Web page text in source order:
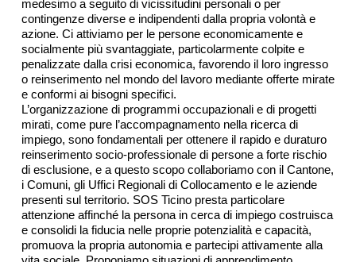
medesimo a seguito di vicissitudini personali o per
contingenze diverse e indipendenti dalla propria volontà e
azione. Ci attiviamo per le persone economicamente e
socialmente più svantaggiate, particolarmente colpite e
penalizzate dalla crisi economica, favorendo il loro ingresso
o reinserimento nel mondo del lavoro mediante offerte mirate
e conformi ai bisogni specifici.
L’organizzazione di programmi occupazionali e di progetti
mirati, come pure l’accompagnamento nella ricerca di
impiego, sono fondamentali per ottenere il rapido e duraturo
reinserimento socio-professionale di persone a forte rischio
di esclusione, e a questo scopo collaboriamo con il Cantone,
i Comuni, gli Uffici Regionali di Collocamento e le aziende
presenti sul territorio. SOS Ticino presta particolare
attenzione affinché la persona in cerca di impiego costruisca
e consolidi la fiducia nelle proprie potenzialità e capacità,
promuova la propria autonomia e partecipi attivamente alla